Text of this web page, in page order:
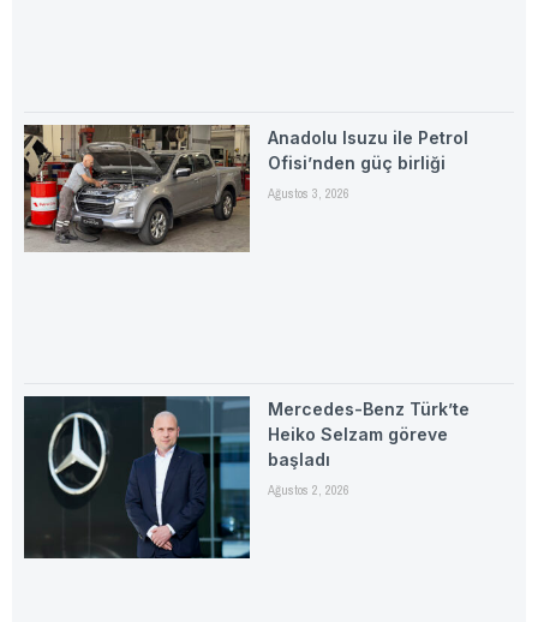
Anadolu Isuzu ile Petrol
Ofisi’nden güç birliği
Ağustos 3, 2026
Mercedes-Benz Türk’te
Heiko Selzam göreve
başladı
Ağustos 2, 2026